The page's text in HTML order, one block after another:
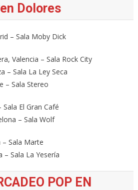
Dolores
– Sala Moby Dick
Valencia – Sala Rock City
– Sala La Ley Seca
– Sala Stereo
El Gran Café
– Sala Wolf
Sala Marte
– Sala La Yesería
POP EN